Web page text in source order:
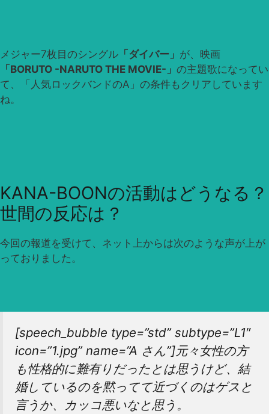
メジャー7枚目のシングル 「ダイバー」 が、映画
「BORUTO -NARUTO THE MOVIE-」 の主題歌になってい
て、「人気ロックバンドのA」の条件もクリアしています
ね。
KANA-BOONの活動はどうなる？
世間の反応は？
今回の報道を受けて、ネット上からは次のような声が上が
っておりました。
[speech_bubble type=”std” subtype=”L1″
icon=”1.jpg” name=”A さん”]元々女性の方
も性格的に難有りだったとは思うけど、結
婚しているのを黙ってて近づくのはゲスと
言うか、カッコ悪いなと思う。